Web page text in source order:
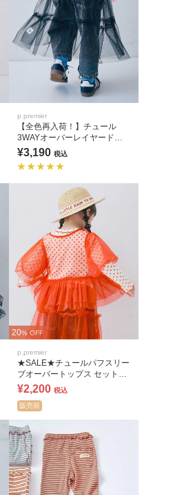
p.premier
【全色再入荷！】チュール
3WAYオーバーレイヤードス
カート セットアップ可
¥3,190 税込
20% OFF
p.premier
★SALE★チュールパフスリー
ブオーバートップス セットア
ップ可
¥2,200 税込
販売前